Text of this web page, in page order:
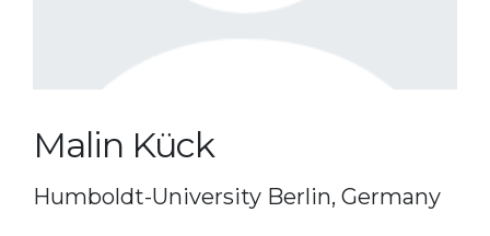
Malin Kück
Humboldt-University Berlin, Germany